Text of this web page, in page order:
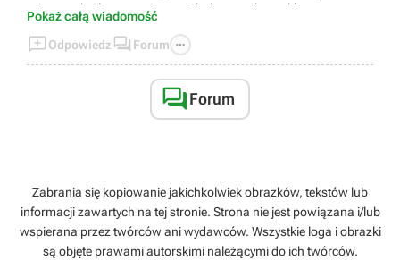
tej gry szkoda czasu jest wiele lepszych tytułów
https://youtu.be/rXxWcD_f7GU
Pokaż całą wiadomość
Odpowiedz  Forum 
Forum
Zabrania się kopiowanie jakichkolwiek obrazków, tekstów lub
informacji zawartych na tej stronie. Strona nie jest powiązana i/lub
wspierana przez twórców ani wydawców. Wszystkie loga i obrazki
są objęte prawami autorskimi należącymi do ich twórców.